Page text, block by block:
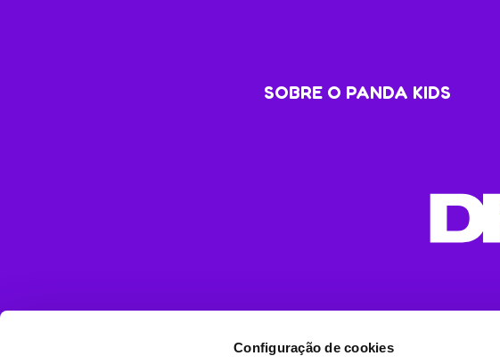
Configuração de cookies
SOBRE O PANDA KIDS